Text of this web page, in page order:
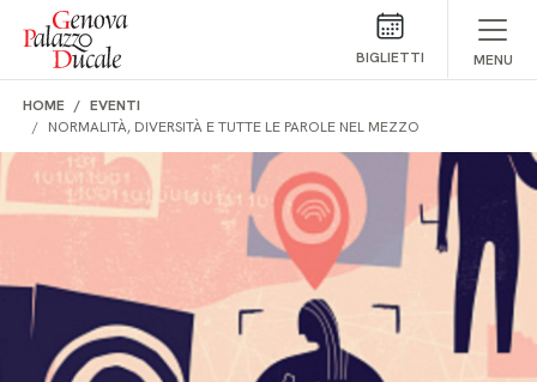
Salta al contenuto
BIGLIETTI MENU
HOME
EVENTI
NORMALITÀ, DIVERSITÀ E TUTTE LE PAROLE NEL MEZZO